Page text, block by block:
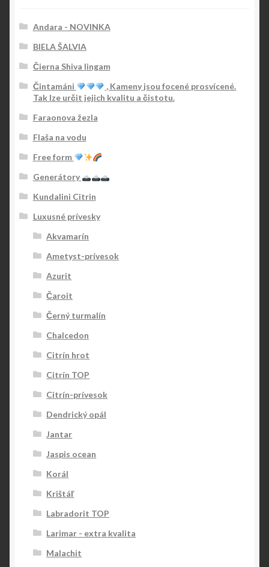
Andara - NOVINKA
BIELA ŠALVIA
Čierna Shiva lingam
Čintamáni
, Kameny jsou focené prosvícené.
Tak lze určit jejich kvalitu a čistotu.
Faraonova žezla
Flaša na vodu
Free form
Generátory
Kundalini Citrin
Luxusné prívesky
Akvamarín
Ametyst-prívesok
Azurit
Čaroit
Černý turmalín
Chalcedon
Citrín hrot
Citrín TOP
Citrín-prívesok
Dendrický opál
Jantar
Jaspis ocean
Korál
Krištáľ
Labradorit TOP
Larimar - extra kvalita
Malachit